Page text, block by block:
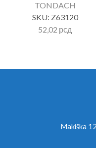
TONDACH
SKU: Z63120
52,02 рсд
Makiška